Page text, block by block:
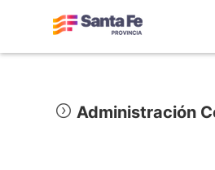
Administración